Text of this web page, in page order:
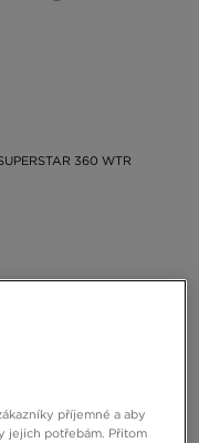
360 WTR
příjemné a aby
jejich potřebám. Přitom